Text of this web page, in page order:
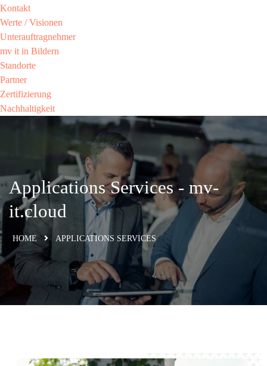
Kontakt
Werte / Visionen ​
Unterauftragnehmer
mv it in Bildern​
Standorte
Partner​
Zertifizierung​
Nachhaltigkeit​
Applications Services - mv-
it.cloud
HOME APPLICATIONS SERVICES